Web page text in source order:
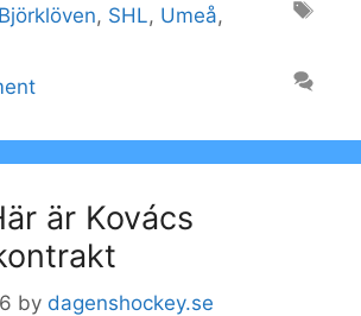
, SHL, Umeå,
är Kovács
by dagenshockey.se